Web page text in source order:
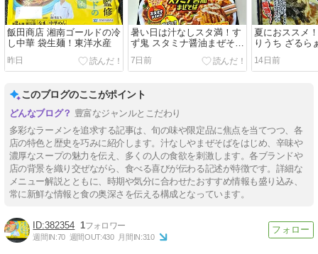
飯田商店 湘南ゴールドの冷
し中華 袋生麺！東洋水産
昨日
暑い日は汁なしスタ満！す
ず鬼 スタミナ醤油まぜそば
カップ麺！明星 ファミマル
7日前
夏におススメ
りうち ざるら
麺！醤油味 ア
14日前
このブログのここがポイント
豊富なジャンルとこだわり
多彩なラーメンを追求する記事は、旬の味や限定品に焦点を当てつつ、各
店の特色と歴史を巧みに紹介します。汁なしやまぜそばをはじめ、辛味や
濃厚なスープの魅力を伝え、多くの人の食欲を刺激します。各ブランドや
店の背景を織り交ぜながら、食べる喜びが伝わる記述が特徴です。詳細な
メニュー解説とともに、時期や気分に合わせたおすすめ情報も盛り込み、
常に新鮮な情報と食の奥深さを伝える構成となっています。
382354 1
週間IN:70 週間OUT:430 月間IN:310